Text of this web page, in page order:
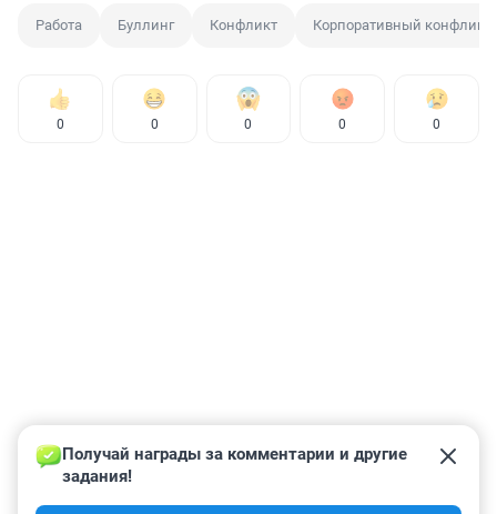
Работа Буллинг Конфликт Корпоративный конфликт
0 0 0 0 0
Получай награды за комментарии и другие
задания!